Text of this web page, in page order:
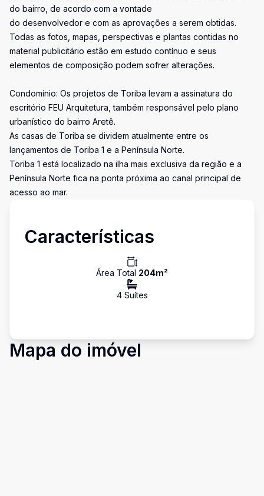
do bairro, de acordo com a vontade
do desenvolvedor e com as aprovações a serem obtidas.
Todas as fotos, mapas, perspectivas e plantas contidas no
material publicitário estão em estudo contínuo e seus
elementos de composição podem sofrer alterações.
Condomínio: Os projetos de Toriba levam a assinatura do
escritório FEU Arquitetura, também responsável pelo plano
urbanístico do bairro Aretê.
As casas de Toriba se dividem atualmente entre os
lançamentos de Toriba 1 e a Península Norte.
Toriba 1 está localizado na ilha mais exclusiva da região e a
Península Norte fica na ponta próxima ao canal principal de
acesso ao mar.
Características
Área Total 204m²
4Suítes
Mapa do imóvel